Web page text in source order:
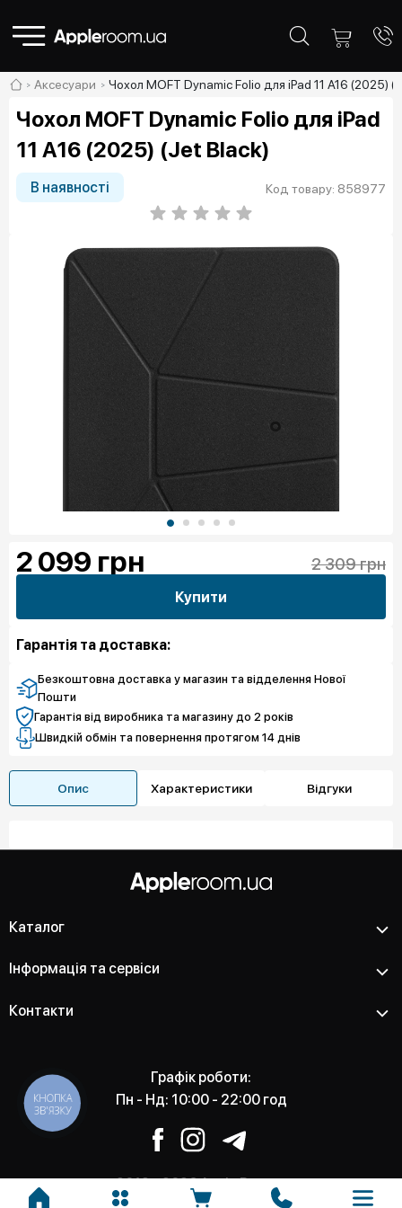
Аксесуари Чохол MOFT Dynamic Folio для iPad 11 A16 (2025)
Чохол MOFT Dynamic Folio для iPad
11 A16 (2025) (Jet Black)
В наявності Код товару: 858977
2 099 грн 2 309 грн
Купити
Гарантія та доставка:
Безкоштовна доставка у магазин та відделення Нової
Пошти
Гарантія від виробника та магазину до 2 років
Швидкій обмін та повернення протягом 14 днів
Опис Характеристики Відгуки
Каталог
Інформація та сервіси
Контакти
Графік роботи:
Пн - Нд: 10:00 - 22:00 год
2012 - 2026 Apple Room -
КНОПКА
ЗВ'ЯЗКУ